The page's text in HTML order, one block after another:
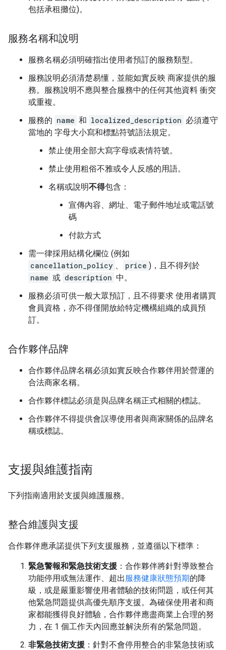
包括承租攤位)。
服務名稱和說明
服務名稱必須明確指出使用者預訂的服務類型。
服務說明必須清楚易懂，並能如實反映 商家提供的服
務。服務說明不應與整合服務中的任何其他資料 衝突
或重複。
服務的 name 和 localized_description 必須遵守
當地的 字母大小寫和標點符號語法規定。
禁止使用全部大寫字母或表情符號。
禁止使用粗俗不雅或令人反感的用語。
名稱或說明不得包含：
宣傳內容、網址、電子郵件地址或電話號
碼
付款方式
需一律採用結構化欄位 (例如
cancellation_policy 、 price )，且不得列於
name 或 description 中。
服務必須可供一般大眾預訂，且不得要求 使用者購買
會員資格，亦不得僅開放給特定機構組織的成員預
訂。
合作夥伴品牌
合作夥伴品牌名稱必須如實反映合作夥伴用於營運的
合法商家名稱。
合作夥伴標誌必須是與品牌名稱正式相關的標誌。
合作夥伴不得提供會誤導使用者與商家關係的品牌名
稱或標誌。
支援與維護指南
下列指南適用於支援與維護服務。
整合維護與支援
合作夥伴應承諾提供下列支援服務，並遵循以下標準：
緊急警報和緊急技術支援 ：合作夥伴將針對導致整合
功能停用或無法運作、超出服務健康狀態預期的降
級，或是嚴重影響使用者體驗的技術問題，或任何其
他緊急問題提供高優先順序支援。為確保使用者和商
家都能獲得良好體驗，合作夥伴應盡商業上合理的努
力，在 1 個工作天內回應並解決所有的緊急問題。
非緊急技術支援 ：針對不會停用整合的非緊急技術或